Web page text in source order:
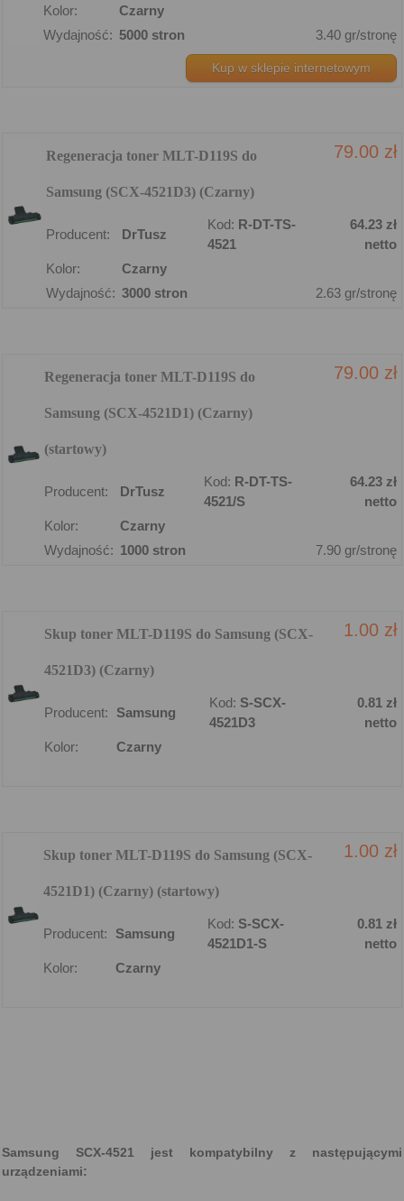
Kolor:
Czarny
Wydajność: 5000 stron 3.40 gr/stronę
Kup w sklepie internetowym
Regeneracja toner MLT-D119S do
Samsung (SCX-4521D3) (Czarny)
79.00 zł
Producent: DrTusz
Kod: R-DT-TS-
4521
64.23 zł
netto
Kolor:
Czarny
Wydajność: 3000 stron 2.63 gr/stronę
Regeneracja toner MLT-D119S do
Samsung (SCX-4521D1) (Czarny)
(startowy)
79.00 zł
Producent: DrTusz
Kod: R-DT-TS-
4521/S
64.23 zł
netto
Kolor:
Czarny
Wydajność: 1000 stron 7.90 gr/stronę
Skup toner MLT-D119S do Samsung (SCX-
4521D3) (Czarny)
1.00 zł
Producent: Samsung
Kod: S-SCX-
4521D3
0.81 zł
netto
Kolor:
Czarny
Skup toner MLT-D119S do Samsung (SCX-
4521D1) (Czarny) (startowy)
1.00 zł
Producent: Samsung
Kod: S-SCX-
4521D1-S
0.81 zł
netto
Kolor:
Czarny
Samsung SCX-4521 jest kompatybilny z następującymi
urządzeniami: